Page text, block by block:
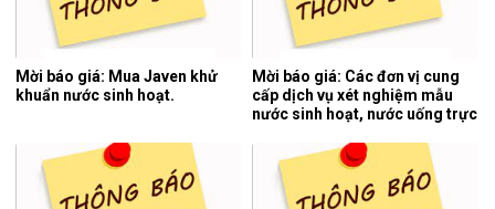
Mời báo giá: Mua Javen khử
khuẩn nước sinh hoạt.
Mời báo giá: Các đơn vị cung
cấp dịch vụ xét nghiệm mẫu
nước sinh hoạt, nước uống trực
cuối năm 2026.